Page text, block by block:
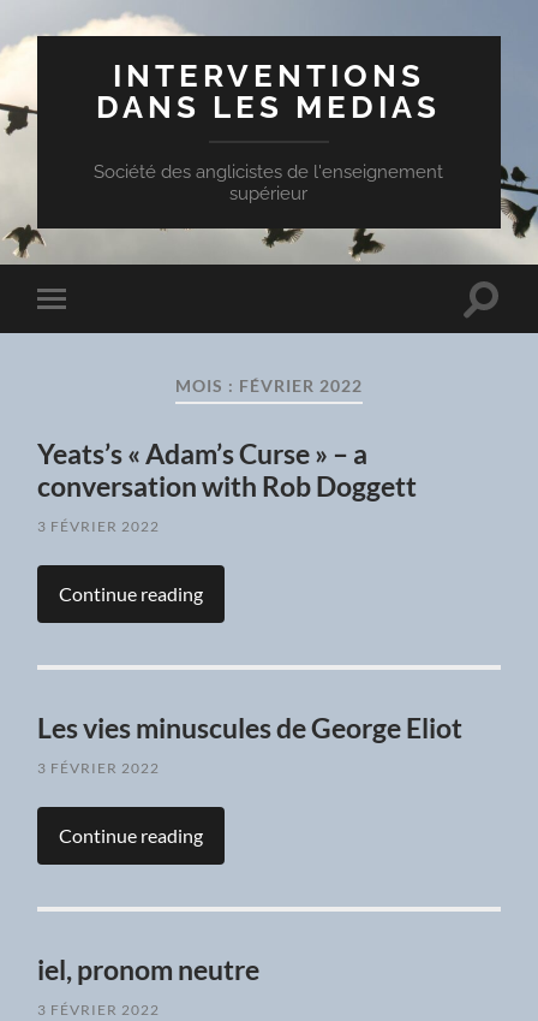
INTERVENTIONS
DANS LES MEDIAS
Société des anglicistes de l'enseignement
supérieur
Toggle
mobile
Toggle
MOIS : FÉVRIER 2022
Yeats’s « Adam’s Curse » – a
conversation with Rob Doggett
3 FÉVRIER 2022
Continue reading
Les vies minuscules de George Eliot
3 FÉVRIER 2022
Continue reading
iel, pronom neutre
3 FÉVRIER 2022